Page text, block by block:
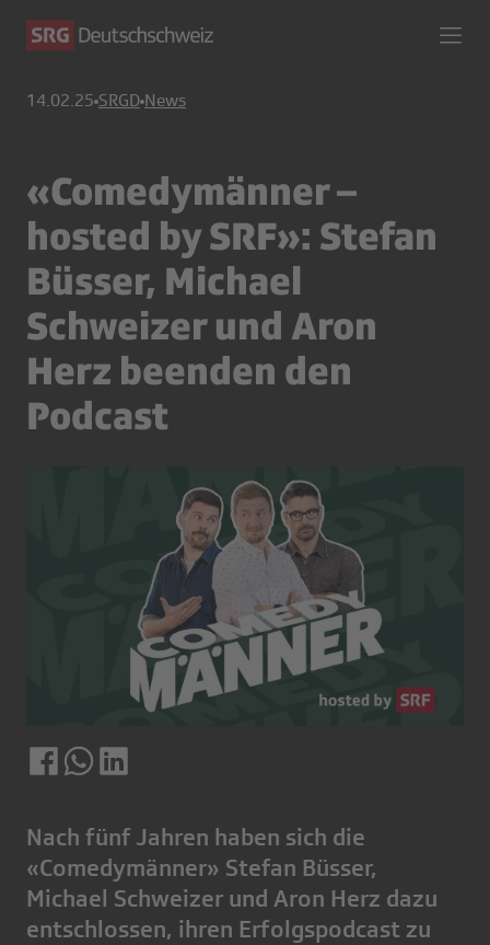
14.02.25 SRGD News
«Comedymänner –
hosted by SRF»: Stefan
Büsser, Michael
Schweizer und Aron
Herz beenden den
Podcast
Nach fünf Jahren haben sich die
«Comedymänner» Stefan Büsser,
Michael Schweizer und Aron Herz dazu
entschlossen, ihren Erfolgspodcast zu